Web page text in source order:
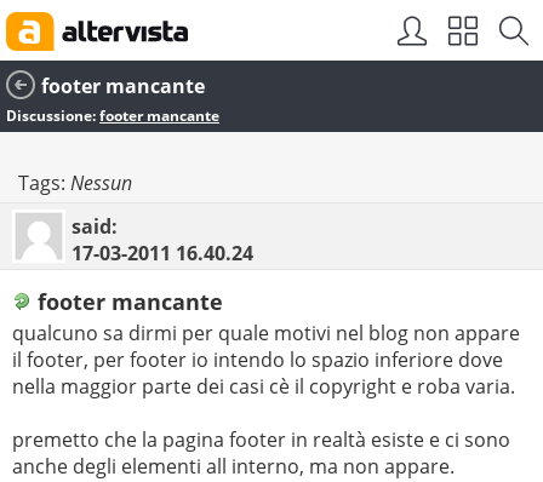
footer mancante
Discussione:footer mancante
Tags: Nessun
said:
17-03-2011 16.40.24
footer mancante
qualcuno sa dirmi per quale motivi nel blog non appare
il footer, per footer io intendo lo spazio inferiore dove
nella maggior parte dei casi cè il copyright e roba varia.
premetto che la pagina footer in realtà esiste e ci sono
anche degli elementi all interno, ma non appare.